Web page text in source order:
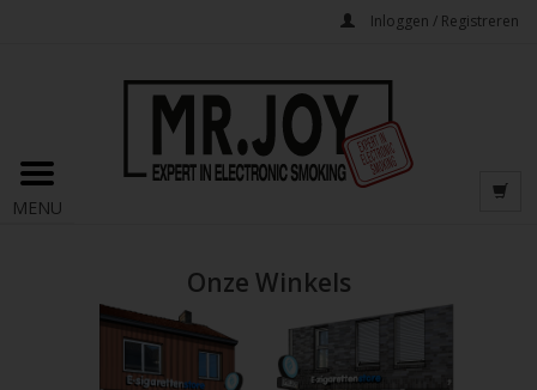
Inloggen / Registreren
MENU
Onze Winkels